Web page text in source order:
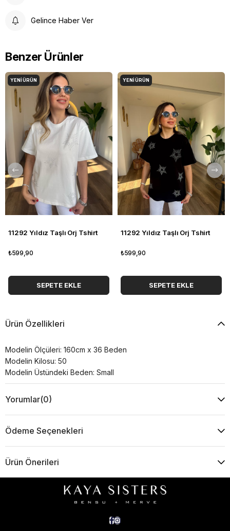
Gelince Haber Ver
Benzer Ürünler
11292 Yıldız Taşlı Orj Tshirt
₺599,90
SEPETE EKLE
YENI ÜRÜN
11292 Yıldız Taşlı Orj Tshirt
₺599,90
SEPETE EKLE
YENI ÜRÜN
Ürün Özellikleri
Modelin Ölçüleri: 160cm x 36 Beden
Modelin Kilosu: 50
Modelin Üstündeki Beden: Small
Yorumlar(0)
Ödeme Seçenekleri
Ürün Önerileri